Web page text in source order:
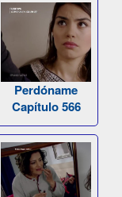
Perdóname
Capítulo 566